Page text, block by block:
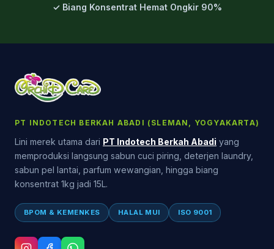
✓ Biang Konsentrat Hemat Ongkir 90%
PT INDOTECH BERKAH ABADI (SLEMAN, YOGYAKARTA)
Lini merek utama dari PT Indotech Berkah Abadi yang
memproduksi langsung sabun cuci piring, deterjen laundry,
sabun pel lantai, parfum wewangian, hingga biang
konsentrat 1kg jadi 15L.
BPOM & KEMENKES HALAL MUI ISO 9001